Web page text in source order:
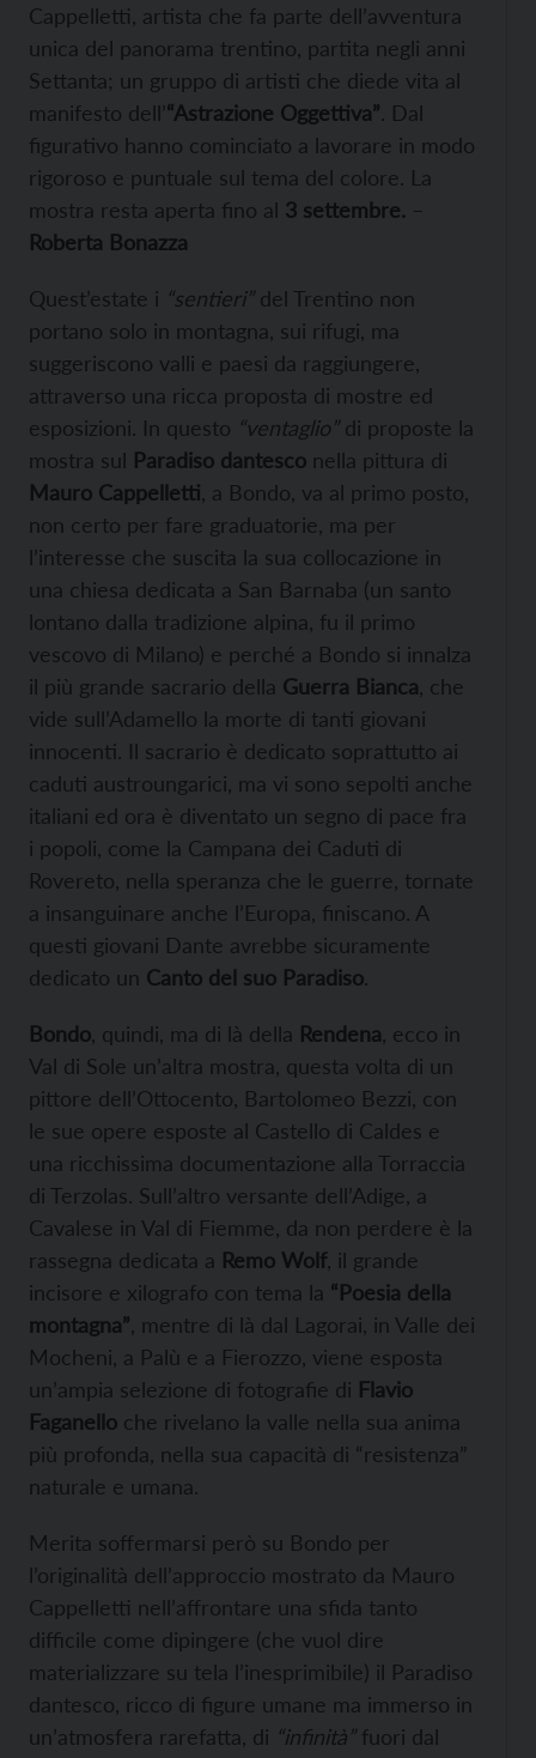
Cappelletti, artista che fa parte dell’avventura
unica del panorama trentino, partita negli anni
Settanta; un gruppo di artisti che diede vita al
manifesto dell’“Astrazione Oggettiva”. Dal
figurativo hanno cominciato a lavorare in modo
rigoroso e puntuale sul tema del colore. La
mostra resta aperta fino al 3 settembre. –
Roberta Bonazza
Quest’estate i “sentieri”del Trentino non
portano solo in montagna, sui rifugi, ma
suggeriscono valli e paesi da raggiungere,
attraverso una ricca proposta di mostre ed
esposizioni. In questo “ventaglio”di proposte la
mostra sul Paradiso dantesco nella pittura di
Mauro Cappelletti , a Bondo, va al primo posto,
non certo per fare graduatorie, ma per
l’interesse che suscita la sua collocazione in
una chiesa dedicata a San Barnaba (un santo
lontano dalla tradizione alpina, fu il primo
vescovo di Milano) e perché a Bondo si innalza
il più grande sacrario della Guerra Bianca , che
vide sull’Adamello la morte di tanti giovani
innocenti. Il sacrario è dedicato soprattutto ai
caduti austroungarici, ma vi sono sepolti anche
italiani ed ora è diventato un segno di pace fra
i popoli, come la Campana dei Caduti di
Rovereto, nella speranza che le guerre, tornate
a insanguinare anche l’Europa, finiscano. A
questi giovani Dante avrebbe sicuramente
dedicato un Canto del suo Paradiso.
Bondo , quindi, ma di là della Rendena , ecco in
Val di Sole un’altra mostra, questa volta di un
pittore dell’Ottocento, Bartolomeo Bezzi, con
le sue opere esposte al Castello di Caldes e
una ricchissima documentazione alla Torraccia
di Terzolas. Sull’altro versante dell’Adige, a
Cavalese in Val di Fiemme, da non perdere è la
rassegna dedicata a Remo Wolf, il grande
incisore e xilografo con tema la “Poesia della
montagna” , mentre di là dal Lagorai, in Valle dei
Mocheni, a Palù e a Fierozzo, viene esposta
un’ampia selezione di fotografie di Flavio
Faganello che rivelano la valle nella sua anima
più profonda, nella sua capacità di “resistenza”
naturale e umana.
Merita soffermarsi però su Bondo per
l’originalità dell’approccio mostrato da Mauro
Cappelletti nell’affrontare una sfida tanto
difficile come dipingere (che vuol dire
materializzare su tela l’inesprimibile) il Paradiso
dantesco, ricco di figure umane ma immerso in
un’atmosfera rarefatta, di “infinità”fuori dal